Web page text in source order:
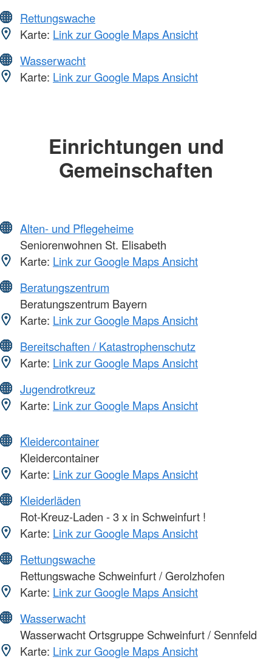
Rettungswache
Karte: Link zur Google Maps Ansicht
Wasserwacht
Karte: Link zur Google Maps Ansicht
Einrichtungen und
Gemeinschaften
Alten- und Pflegeheime
Seniorenwohnen St. Elisabeth
Karte: Link zur Google Maps Ansicht
Beratungszentrum
Beratungszentrum Bayern
Karte: Link zur Google Maps Ansicht
Bereitschaften / Katastrophenschutz
Karte: Link zur Google Maps Ansicht
Jugendrotkreuz
Karte: Link zur Google Maps Ansicht
Kleidercontainer
Kleidercontainer
Karte: Link zur Google Maps Ansicht
Kleiderläden
Rot-Kreuz-Laden - 3 x in Schweinfurt !
Karte: Link zur Google Maps Ansicht
Rettungswache
Rettungswache Schweinfurt / Gerolzhofen
Karte: Link zur Google Maps Ansicht
Wasserwacht
Wasserwacht Ortsgruppe Schweinfurt / Sennfeld
Karte: Link zur Google Maps Ansicht